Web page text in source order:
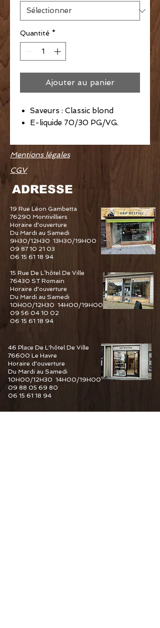
Quantité *
Ajouter au panier
Saveurs : Classic blond
E-liquide 70/30 PG/VG.
Mentions légales
CGV
ADRESSE
19 Rue Léon Gambetta
76290 Montivilliers
Horaire d'ouverture
Du Mardi au Samedi
9H30/12H30 13H30/19H00
09 87 10 21 03
06 15 61 18 94
15 Rue De L’hôtel De Ville
76430 ST Romain
Horaire d'ouverture
Du Mardi au Samedi
10H00/12H30 14H00/19H00
09 56 04 10 02
06 15 61 18 94
46 Place De L'hôtel De Ville
76600 Le Havre
Horaire d'ouverture
Du Mardi au Samedi
10H00/12H30 14H00/19H00
09 88 05 69 80
06 15 61 18 94